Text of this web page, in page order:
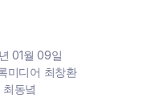
01월 09일
미디어 최창환
동녘